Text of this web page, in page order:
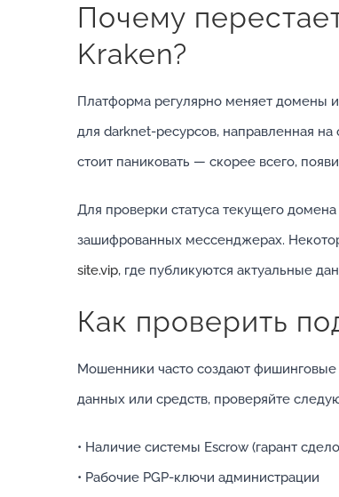
Почему
Kraken?
Платформа регулярно меняет домены
для darknet-ресурсов, направленная
стоит паниковать — скорее всего,
Для проверки статуса текущего
зашифрованных мессенджерах.
site.vip, где публикуются актуальные
Как проверить
Мошенники часто создают
данных или средств, проверяйте
• Наличие системы Escrow (гарант
• Рабочие PGP-ключи администрации